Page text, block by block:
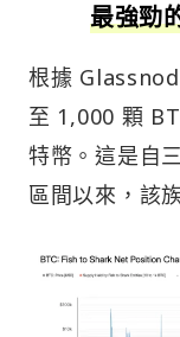
最強勁
根據
至 1,000 顆
特幣。這是自
區間以來，該